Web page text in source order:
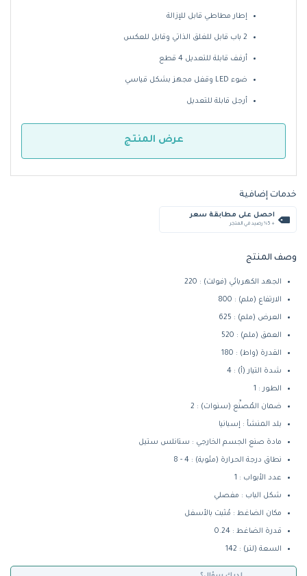
إطار مطاطي قابل للإزالة
2 باب قابل للغلق الذاتي وقابل للعكس
أرفف قابلة للتعديل 4 قطع
ضوء LED وقفل مجهز بشكل قياسي
أرجل قابلة للتعديل
عرض المنتج
خدمات إضافية
احصل على مطابقة سعر
+ %5 رصيد في المتجر
وصف المنتج
الجهد الكهربائي (فولت) : 220
الارتفاع (ملم) : 800
العرض (ملم) : 625
العمق (ملم) : 520
القدرة (واط) : 180
شدة التيار (أ) : 4
الطور : 1
ضمان المُصنِّع (سنوات) : 2
بلد المنشأ : إسبانيا
مادة صنع الجسم الخارجي : ستانلس ستيل
نطاق درجة الحرارة (مئوية) : 4 - 8
عدد الأبواب : 1
شكل الباب : مفصلي
مكان الضاغط : مُثبت بالأسفل
قدرة الضاغط : 0.24
السعة (لتر) : 142